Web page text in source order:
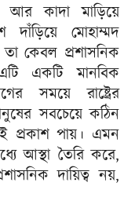
আর কাদা মাড়িয়ে
দাঁড়িয়ে মোহাম্মদ
তা কেবল প্রশাসনিক
একটি মানবিক
সময়ে রাষ্ট্রের
সবচেয়ে কঠিন
প্রকাশ পায়। এমন
আস্থা তৈরি করে,
দায়িত্ব নয়,